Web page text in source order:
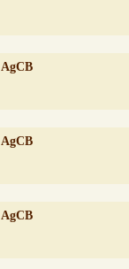
AgCB
AgCB
AgCB